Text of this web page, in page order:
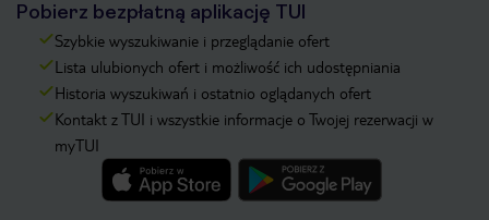
Pobierz bezpłatną aplikację TUI
Szybkie wyszukiwanie i przeglądanie ofert
Lista ulubionych ofert i możliwość ich udostępniania
Historia wyszukiwań i ostatnio oglądanych ofert
Kontakt z TUI i wszystkie informacje o Twojej rezerwacji w
myTUI